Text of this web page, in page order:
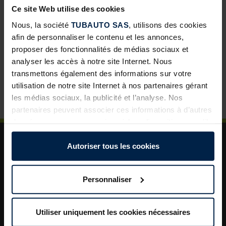
Ce site Web utilise des cookies
Nous, la société TUBAUTO SAS , utilisons des cookies
afin de personnaliser le contenu et les annonces,
proposer des fonctionnalités de médias sociaux et
analyser les accès à notre site Internet. Nous
transmettons également des informations sur votre
utilisation de notre site Internet à nos partenaires gérant
les médias sociaux, la publicité et l’analyse. Nos
partenaires peuvent associer ces informations à d’autres
ont collectées dans le cadre de votre utilisation des
Légalement, nous pouvons stocker des cookies sur votre
fonctionnement de ce site. Pour tous les autres types de
cookies, nous avons besoin de votre autorisation. Vous
moment dans l’explication concernant les cookies sur la
Autoriser tous les cookies
Personnaliser
Utiliser uniquement les cookies nécessaires
valeur ajoutée pour vos clients
Porte de garage sectionnelle : un incontournable pour
développer vos ventes
La porte de garage : un levier de valorisation pour vos
projets clients
Plus de sécurité dans le jardin : un aménagement
astucieux pour plus d’ordre et de rangement
Documentations